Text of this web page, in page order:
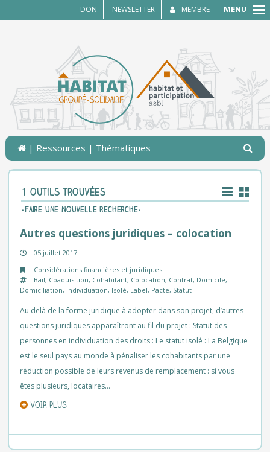
DON NEWSLETTER MEMBRE MENU
| Ressources | Thématiques
1 outils trouvées
-Faire une nouvelle recherche-
Autres questions juridiques – colocation
05 juillet 2017
Considérations financières et juridiques
Bail, Coaquisition, Cohabitant, Colocation, Contrat, Domicile,
Domiciliation, Individuation, Isolé, Label, Pacte, Statut
Au delà de la forme juridique à adopter dans son projet, d’autres
questions juridiques apparaîtront au fil du projet : Statut des
personnes en individuation des droits : Le statut isolé : La Belgique
est le seul pays au monde à pénaliser les cohabitants par une
réduction possible de leurs revenus de remplacement : si vous
êtes plusieurs, locataires…
VOIR PLUS